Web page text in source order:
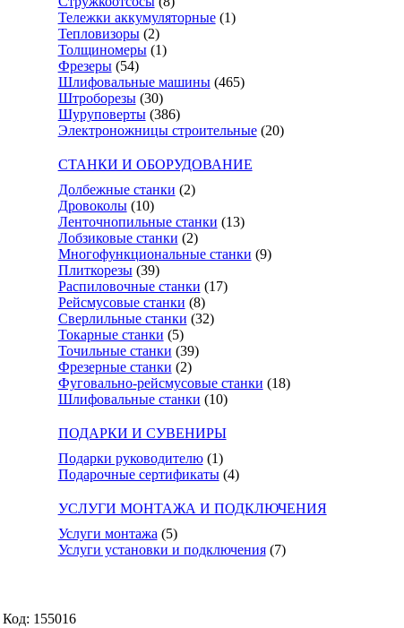
Тележки аккумуляторные (1)
Тепловизоры (2)
Толщиномеры (1)
Фрезеры (54)
Шлифовальные машины (465)
Штроборезы (30)
Шуруповерты (386)
Электроножницы строительные (20)
СТАНКИ И ОБОРУДОВАНИЕ
Долбежные станки (2)
Дровоколы (10)
Ленточнопильные станки (13)
Лобзиковые станки (2)
Многофункциональные станки (9)
Плиткорезы (39)
Распиловочные станки (17)
Рейсмусовые станки (8)
Сверлильные станки (32)
Токарные станки (5)
Точильные станки (39)
Фрезерные станки (2)
Фуговально-рейсмусовые станки (18)
Шлифовальные станки (10)
ПОДАРКИ И СУВЕНИРЫ
Подарки руководителю (1)
Подарочные сертификаты (4)
УСЛУГИ МОНТАЖА И ПОДКЛЮЧЕНИЯ
Услуги монтажа (5)
Услуги установки и подключения (7)
Код: 155016